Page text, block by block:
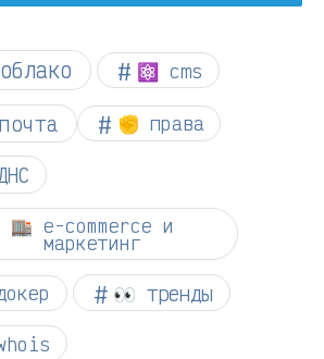
⚛ cms
✊ права
🏬 e-commerce и
маркетинг
👀 тренды